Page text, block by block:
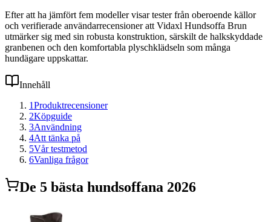
Efter att ha jämfört fem modeller visar tester från oberoende källor
och verifierade användarrecensioner att Vidaxl Hundsoffa Brun
utmärker sig med sin robusta konstruktion, särskilt de halkskyddade
granbenen och den komfortabla plyschklädseln som många
hundägare uppskattar.
Innehåll
1Produktrecensioner
2Köpguide
3Användning
4Att tänka på
5Vår testmetod
6Vanliga frågor
De 5 bästa hundsoffana 2026